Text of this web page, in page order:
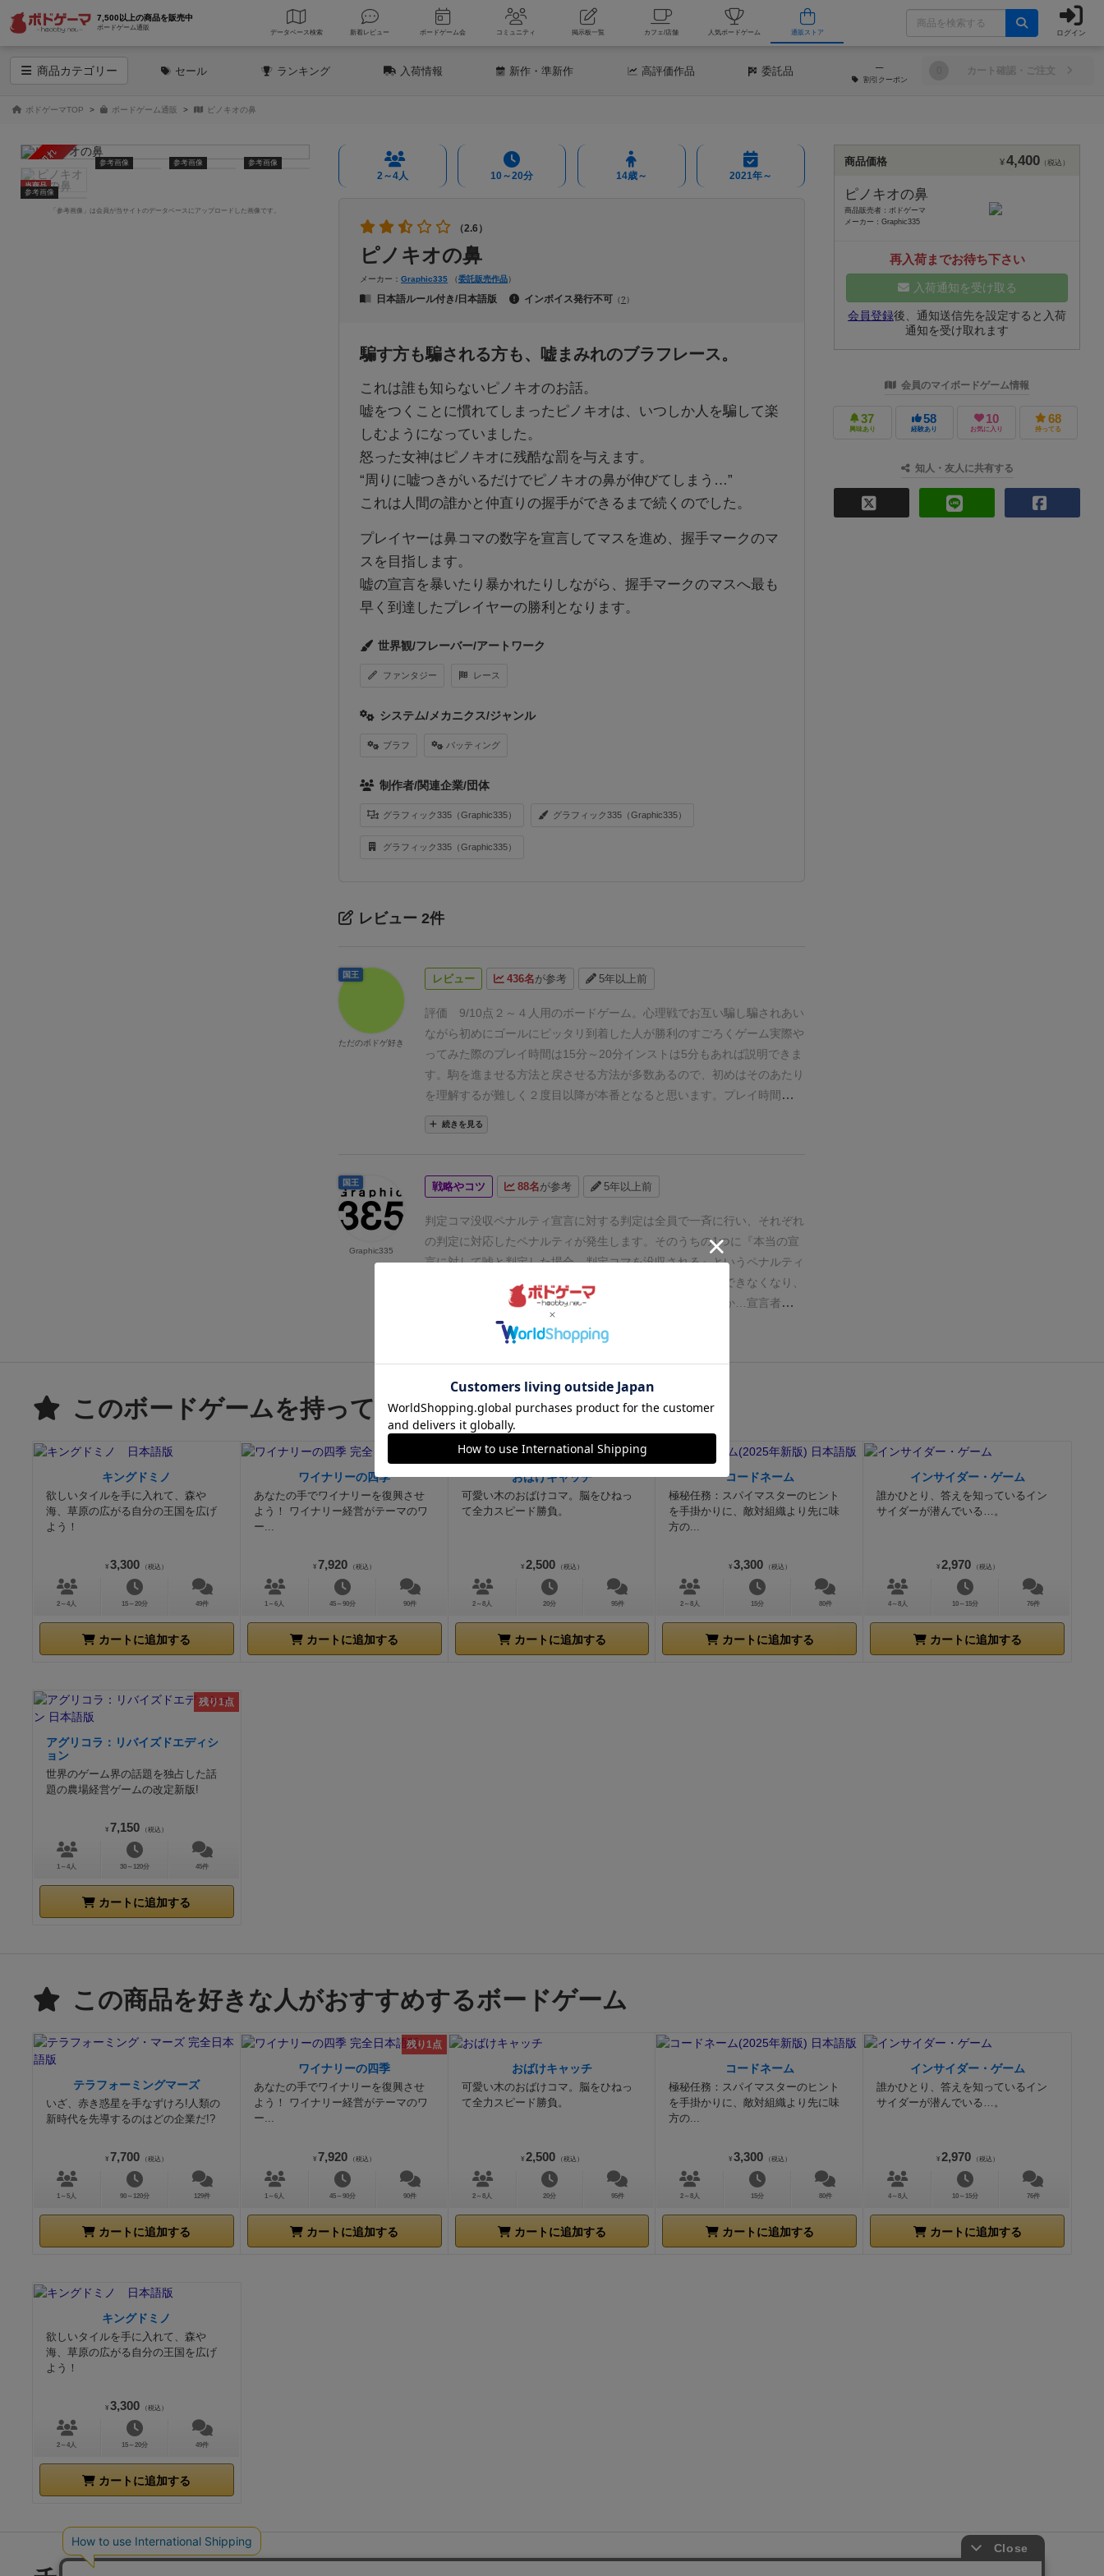
7,500以上の商品を販売中
ボードゲーム通販
データベース 検索 新着レビュー ボードゲーム会 コミュニティ 掲示板一覧 カフェ/店舗 人気ボードゲーム 通販ストア ログイン
商品カテゴリー セール ランキング 入荷情報 新作 ・準新作 高評価作品 委託品 ─
割引 クーポン
カート確認・ご注文
ボドゲーマTOP ボードゲーム通販 ピノキオの鼻
売り切れ
当商品
参考画像 参考画像 参考画像
参考画像
「参考画像」は会員が当サイトのデータベースにアップロードした画像です。
2～4人 10～20分 14歳～ 2021年～
（2.6）
ピノキオの鼻
メーカー：Graphic335 （委託販売作品）
日本語ルール付き/日本語版 インボイス発行不可 （? ）
騙す方も騙される方も、嘘まみれのブラフレース。
これは誰も知らないピノキオのお話。
嘘をつくことに慣れてしまったピノキオは、いつしか人を騙して楽
しむようになっていました。
怒った女神はピノキオに残酷な罰を与えます。
“周りに嘘つきがいるだけでピノキオの鼻が伸びてしまう…”
これは人間の誰かと仲直りの握手ができるまで続くのでした。
プレイヤーは鼻コマの数字を宣言してマスを進め、握手マークのマ
スを目指します。
嘘の宣言を暴いたり暴かれたりしながら、握手マークのマスへ最も
早く到達したプレイヤーの勝利となります。
世界観/フレーバー/アートワーク
ファンタジー レース
システム/メカニクス/ジャンル
ブラフ バッティング
制作者/関連企業/団体
グラフィック335（Graphic335） グラフィック335（Graphic335）
グラフィック335（Graphic335）
レビュー 2件
レビュー 436名が参考 5年以上前
評価 9/10点 ２～４人用のボードゲーム。心理戦でお互い騙し騙されあい
ながら初めにゴールにピッタリ到着した人が勝利のすごろくゲーム実際や
ってみた際のプレイ時間は15分～20分インストは5分もあれば説明できま
す。駒を進ませる方法と戻させる方法が多数あるので、初めはそのあたり
を理解するが難しく ２度目以降が本番となると思います。プレイ時間も短
く複数回プレイも疲れないので
レイすることをお勧めします。
人狼とかが苦手だし...って言うような人でも全然苦しくない心理戦が楽し
めますので安心して大丈夫と思います。宣言した倍の数字で駒を進めるこ
とが出来たり、止まったマスによっては+３マス進めたりと逆転できる要
素もあればただただ独走されてしまうシステムもあります。笑
個人的にと
ても気に入ったのは、 内容物がとてもかわいいです！
トークン類やボード
ストーリーが紙芝居
風に書かれていたりと、細かいところまで工夫されています。プレイして
ピノキオの鼻がどんどん伸びていく様はとても可愛くてついつ
い写真を撮りたくなっちゃいます。
戦で運もほとんど必要のないすごろく勝負。子どもでも大人でもどんな場
所でも楽しめるシステムで軽量級の心理ゲームとして
す。兎に角プレイしている絵が重量級とは違う可愛さがあり
ます。笑一つだけ説明書には書いていなく、処理に困った部分がありまし
判定トークンの回収方法が2パターンありますが、そのパターンには
ない状況が、※全てのプレイヤーの判定トークンが無くなるパターンです
公式さんに直接確認した回答では、全員手元に無くなった場合はすぐに全
員の判定トークンは手元に戻すということでした。説明書には記載されて
いない状況でしたが、度々発生する状況でしたのでルールをどこかで間違
なかったみたいです。
続きを見る
国王
ただのボドゲ好き
戦略やコツ 88名が参考 5年以上前
判定コマ没収ペナルティ宣言に対する判定は全員で一斉に行い、それぞれ
の判定に対応したペナルティが発生します。 そのうちの1つに『本当の宣
言に対して嘘と判定した場合、判定コマを没収される』というペナルティ
があり、こうなるとそのプレイヤーはしばらく判定に参加できなくなり、
嘘を通しやすい状況になっていきます。
その宣言は嘘か真か…宣言者は手
持ちコマ7つのうちランダムで3つ選び宣言に使用、選ばなかった4つのう
ち1つは左隣のプレイヤーに渡します。このコマの数字を宣言していた
ら、それは嘘ということです。これが1つの判断基準となるため、宣言者
の左隣のプレイヤーはこのシステムをブラフとして利用し、他の判定者を
撹乱させることもできます。 宣言者×判定者のみならず、判定者同士でも
判定コマ没収を狙い騙し合う、全方位の騙し合いをお楽しみください。
国王
Graphic335
商品価格 ¥4,400 （税込）
ピノキオの鼻
商品販売者：ボドゲーマ
メーカー：Graphic335
再入荷までお待ち下さい
入荷通知を受け取る
会員登録後、通知送信先を設定すると入荷
通知を受け取れます
会員のマイボードゲーム情報
37
興味あり
58
経験あり
10
お気に入り
68
持ってる
知人・友人に共有する
このボードゲームを持ってる人が購入した商品
キングドミノ
欲しいタイルを手に入れて、森や
海、草原の広がる自分の王国を広げ
よう！
¥ 3,300 （税込）
2～4人 15～20分 49件
カートに追加する
ワイナリーの四季
あなたの手でワイナリーを復興させ
よう！ ワイナリー経営がテーマのワ
ー...
¥ 7,920 （税込）
1～6人 45～90分 90件
カートに追加する
おばけキャッチ
可愛い木のおばけコマ。脳をひねっ
て全力スピード勝負。
¥ 2,500 （税込）
2～8人 20分 95件
カートに追加する
コードネーム
極秘任務：スパイマスターのヒント
を手掛かりに、敵対組織より先に味
方の...
¥ 3,300 （税込）
2～8人 15分 80件
カートに追加する
インサイダー・ゲーム
誰かひとり、答えを知っているイン
サイダーが潜んでいる…。
¥ 2,970 （税込）
4～8人 10～15分 76件
カートに追加する
残り1点
アグリコラ：リバイズドエディシ
ョン
世界のゲーム界の話題を独占した話
題の農場経営ゲームの改定新版!
¥ 7,150 （税込）
1～4人 30～120分 45件
カートに追加する
この商品を好きな人がおすすめするボードゲーム
テラフォーミングマーズ
いざ、赤き惑星を手なずけろ!人類の
新時代を先導するのはどの企業だ!?
¥ 7,700 （税込）
1～5人 90～120分 129件
カートに追加する
残り1点
ワイナリーの四季
あなたの手でワイナリーを復興させ
よう！ ワイナリー経営がテーマのワ
ー...
¥ 7,920 （税込）
1～6人 45～90分 90件
カートに追加する
おばけキャッチ
可愛い木のおばけコマ。脳をひねっ
て全力スピード勝負。
¥ 2,500 （税込）
2～8人 20分 95件
カートに追加する
コードネーム
極秘任務：スパイマスターのヒント
を手掛かりに、敵対組織より先に味
方の...
¥ 3,300 （税込）
2～8人 15分 80件
カートに追加する
インサイダー・ゲーム
誰かひとり、答えを知っているイン
サイダーが潜んでいる…。
¥ 2,970 （税込）
4～8人 10～15分 76件
カートに追加する
キングドミノ
欲しいタイルを手に入れて、森や
海、草原の広がる自分の王国を広げ
よう！
¥ 3,300 （税込）
2～4人 15～20分 49件
カートに追加する